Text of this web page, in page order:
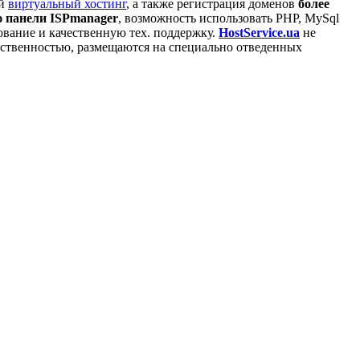
виртуальный хостинг, а также регистрация доменов более
ISPmanager, возможность использовать PHP, MySql
и качественную тех. поддержку. HostService.ua не
размещаются на специально отведенных